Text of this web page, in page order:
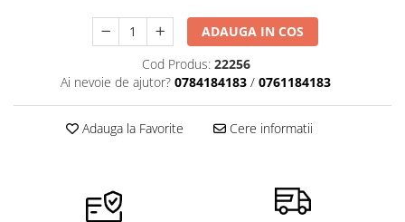
Tricouri de lucru
Saboti medicali
ACCESORII
Noutati
ADAUGA IN COS
Cod Produs: 22256
Ai nevoie de ajutor? 0784184183 / 0761184183
Adauga la Favorite Cere informatii